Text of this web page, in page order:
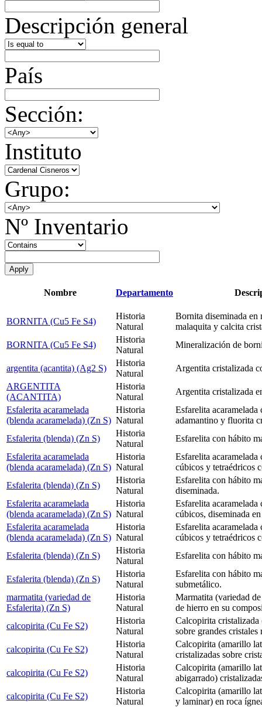
Descripción general
País
Sección:
Instituto
Grupo:
Nº Inventario
Nombre Departamento
BORNITA (Cu5 Fe S4)
Historia
Natural
Bornita diseminada en
malaquita y calcita
BORNITA (Cu5 Fe S4)
Historia
Natural
Mineralización de
argentita (acantita) (Ag2 S)
Historia
Natural
Argentita cristalizada
ARGENTITA
(ACANTITA)
Historia
Natural
Argentita cristalizada
Esfalerita acaramelada
(blenda acaramelada) (Zn S)
Historia
Natural
Esfarelita
adamantino y fluorita
Esfalerita (blenda) (Zn S)
Historia
Natural
Esfarelita con hábito
Esfalerita acaramelada
(blenda acaramelada) (Zn S)
Historia
Natural
Esfarelita acaramelada
cúbicos y tetraédricos
Esfalerita (blenda) (Zn S)
Historia
Natural
Esfarelita con hábito
diseminada.
Esfalerita acaramelada
(blenda acaramelada) (Zn S)
Historia
Natural
Esfarelita acaramelada
cúbicos, diseminada
Esfalerita acaramelada
(blenda acaramelada) (Zn S)
Historia
Natural
Esfarelita acaramelada
cúbicos y tetraédricos
Esfalerita (blenda) (Zn S)
Historia
Natural
Esfarelita con hábito
Esfalerita (blenda) (Zn S)
Historia
Natural
Esfarelita con hábito
submetálico.
marmatita (variedad de
Esfalerita) (Zn S)
Historia
Natural
Marmatita (variedad
de hierro en su
calcopirita (Cu Fe S2)
Historia
Natural
Calcopirita
sobre grandes
calcopirita (Cu Fe S2)
Historia
Natural
Calcopirita (amarillo
cristalizadas sobre
calcopirita (Cu Fe S2)
Historia
Natural
Calcopirita (amarillo
abigarrado)
calcopirita (Cu Fe S2)
Historia
Natural
Calcopirita (amarillo
y laminar) en roca